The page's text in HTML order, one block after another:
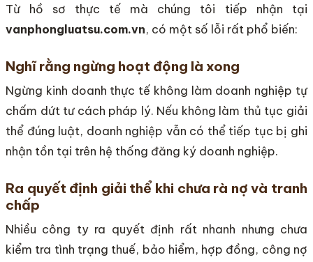
Từ hồ sơ thực tế mà chúng tôi tiếp nhận tại
vanphongluatsu.com.vn, có một số lỗi rất phổ biến:
Nghĩ rằng ngừng hoạt động là xong
Ngừng kinh doanh thực tế không làm doanh nghiệp tự
chấm dứt tư cách pháp lý. Nếu không làm thủ tục giải
thể đúng luật, doanh nghiệp vẫn có thể tiếp tục bị ghi
nhận tồn tại trên hệ thống đăng ký doanh nghiệp.
Ra quyết định giải thể khi chưa rà nợ và tranh
chấp
Nhiều công ty ra quyết định rất nhanh nhưng chưa
kiểm tra tình trạng thuế, bảo hiểm, hợp đồng, công nợ